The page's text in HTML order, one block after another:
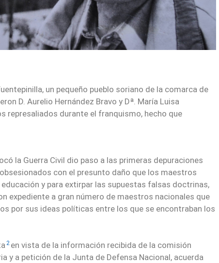
un pequeño pueblo soriano de la comarca de
D. Aurelio Hernández Bravo y Dª. María Luisa
represaliados durante el franquismo, hecho que
la Guerra Civil dio paso a las primeras depuraciones
con el presunto daño que los maestros
y para extirpar las supuestas falsas doctrinas,
expediente a gran número de maestros nacionales que
por sus ideas políticas entre los que se encontraban los
2 en vista de la información recibida de la comisión
y a petición de la Junta de Defensa Nacional, acuerda